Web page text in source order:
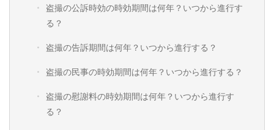
盗撮の公訴時効の時効期間は何年？いつから進行す
る？
盗撮の告訴期間は何年？いつから進行する？
盗撮の民事の時効期間は何年？いつから進行する？
盗撮の慰謝料の時効期間は何年？いつから進行す
る？